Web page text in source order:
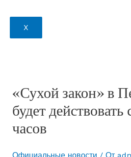
X
«Сухой закон» в
будет
часов